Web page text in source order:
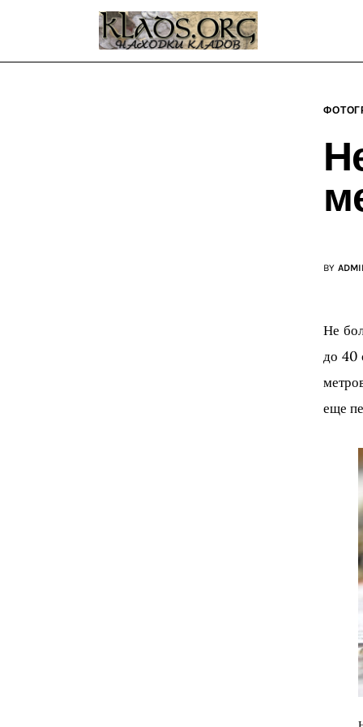
О блоге
BY
Не
до 40
еще